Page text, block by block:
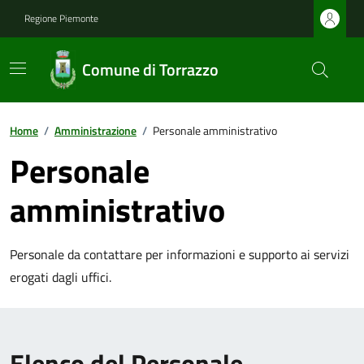
Regione Piemonte
Comune di Torrazzo
Home / Amministrazione / Personale amministrativo
Personale
amministrativo
Personale da contattare per informazioni e supporto ai servizi
erogati dagli uffici.